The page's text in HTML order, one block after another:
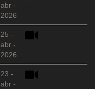
abr -
2026
25 -
abr -
2026
23 -
abr -